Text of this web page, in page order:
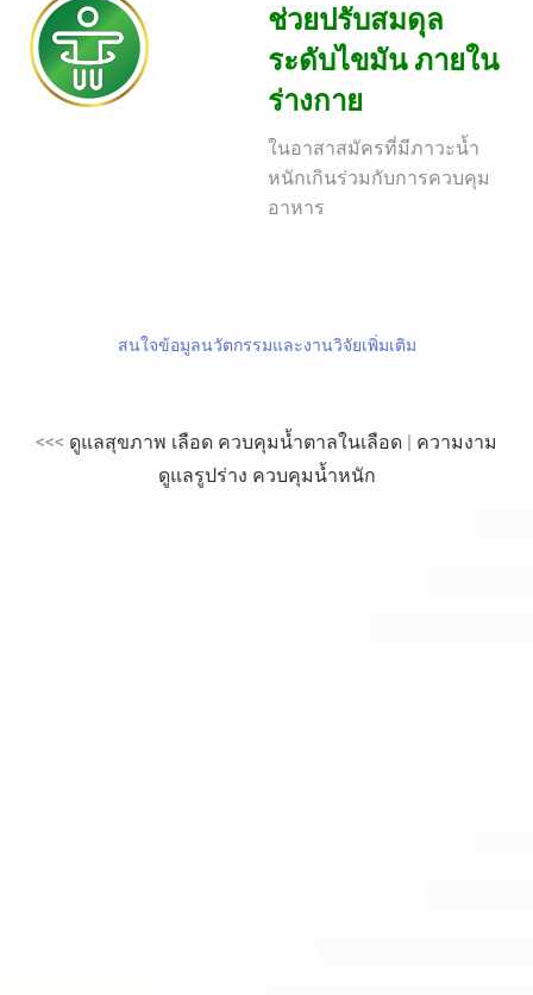
ช่วยปรับสมดุล
ระดับไขมันภายใน
ร่างกาย
ในอาสาสมัครที่มีภาวะน้ำ
หนักเกินร่วมกับการควบคุม
อาหาร
สนใจข้อมูลนวัตกรรมและงานวิจัยเพิ่มเติม
<<< ดูแลสุขภาพ เลือด ควบคุมน้ำตาลในเลือด | ความงาม
ดูแลรูปร่าง ควบคุมน้ำหนัก